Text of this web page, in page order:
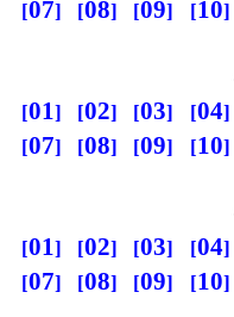
07
08 09 10
01 02 03 04
07
08 09 10
01 02 03 04
07
08 09 10